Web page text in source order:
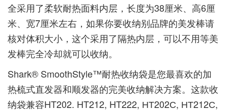
全采用了柔软耐热面料内层，长度为38厘米、高6厘
米、宽7厘米左右，如果你要收纳别品牌的美发棒请
核对体积大小，这个采用了隔热内层，可以不用等美
发棒完全冷却就可以收纳。
Shark® SmoothStyle™耐热收纳袋是您最喜欢的加
热梳式直发器和顺发器的完美收纳解决方案。这款收
纳袋兼容HT202. HT212, HT222, НТ202С, НТ212С,